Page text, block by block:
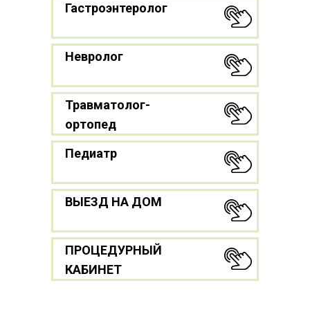
Гастроэнтеролог
Невролог
Травматолог-
ортопед
Педиатр
ВЫЕЗД НА ДОМ
ПРОЦЕДУРНЫЙ
КАБИНЕТ